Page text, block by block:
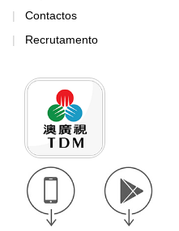
Contactos
Recrutamento